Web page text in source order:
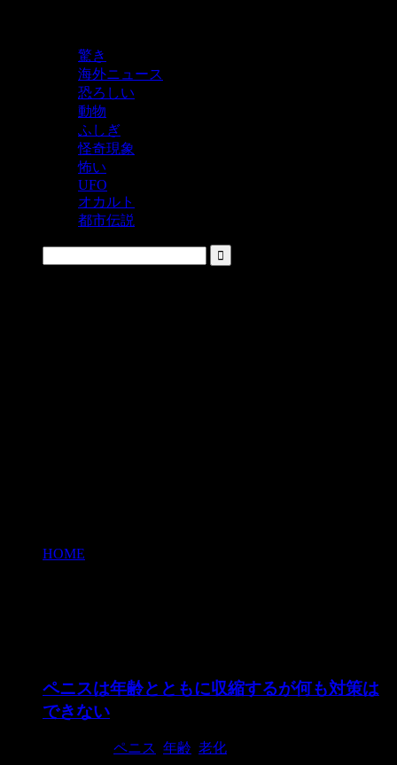
驚き
海外ニュース
恐ろしい
動物
ふしぎ
怪奇現象
怖い
UFO
オカルト
都市伝説
HOME
ペニスは年齢とともに収縮するが何も対策は
できない
ペニス 年齢 老化